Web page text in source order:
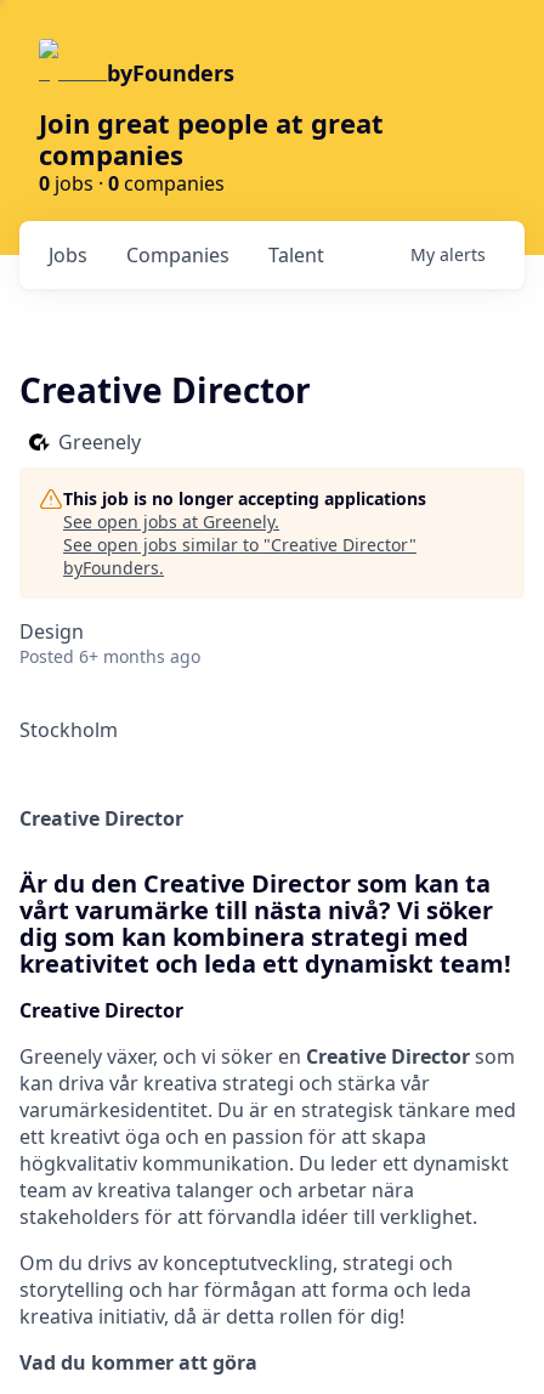
byFounders
Join great people at great
companies
0 jobs · 0companies
Jobs Companies Talent My alerts
Creative Director
Greenely
This job is no longer accepting applications
See open jobs at Greenely.
See open jobs similar to "Creative Director"
byFounders.
Design
Posted 6+ months ago
Stockholm
Creative Director
Är du den Creative Director som kan ta
vårt varumärke till nästa nivå? Vi söker
dig som kan kombinera strategi med
kreativitet och leda ett dynamiskt team!
Creative Director
Greenely växer, och vi söker en Creative Directorsom
kan driva vår kreativa strategi och stärka vår
varumärkesidentitet. Du är en strategisk tänkare med
ett kreativt öga och en passion för att skapa
högkvalitativ kommunikation. Du leder ett dynamiskt
team av kreativa talanger och arbetar nära
stakeholders för att förvandla idéer till verklighet.
Om du drivs av konceptutveckling, strategi och
storytelling och har förmågan att forma och leda
kreativa initiativ, då är detta rollen för dig!
Vad du kommer att göra